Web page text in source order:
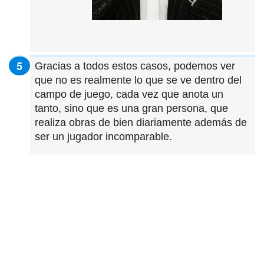
Gracias a todos estos casos, podemos ver
que no es realmente lo que se ve dentro del
campo de juego, cada vez que anota un
tanto, sino que es una gran persona, que
realiza obras de bien diariamente además de
ser un jugador incomparable.